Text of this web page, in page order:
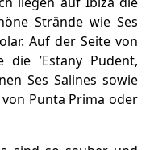
Strände wie Ses
Auf der Seite von
die ’Estany Pudent,
Ses Salines sowie
Punta Prima oder